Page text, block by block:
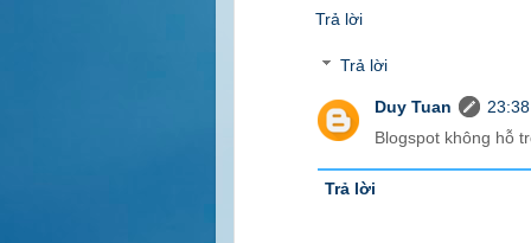
Trả lời
Trả lời
Duy Tuan
Blogspot không hỗ
Trả lời